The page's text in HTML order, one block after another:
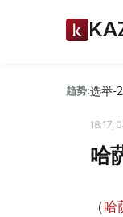
趋势:选举-
18:17,
哈
（哈